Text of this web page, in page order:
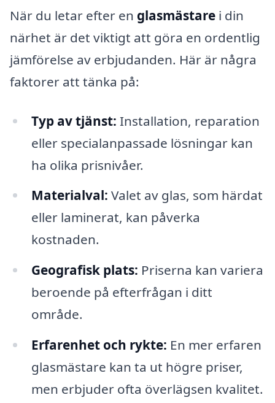
När du letar efter en glasmästare i din
närhet är det viktigt att göra en ordentlig
jämförelse av erbjudanden. Här är några
faktorer att tänka på:
Typ av tjänst: Installation, reparation
eller specialanpassade lösningar kan
ha olika prisnivåer.
Materialval: Valet av glas, som härdat
eller laminerat, kan påverka
kostnaden.
Geografisk plats: Priserna kan variera
beroende på efterfrågan i ditt
område.
Erfarenhet och rykte: En mer erfaren
glasmästare kan ta ut högre priser,
men erbjuder ofta överlägsen kvalitet.